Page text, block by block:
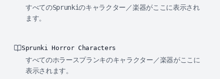
すべてのSprunkiのキャラクター／楽器がここに表示され
ます。
Sprunki Horror Characters
すべてのホラースプランキのキャラクター／楽器がここに
表示されます。